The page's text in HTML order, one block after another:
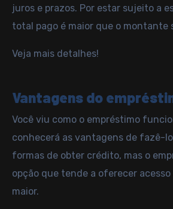
juros e prazos. Por estar sujeito a
total pago é maior que o montante
Veja mais detalhes!
Vantagens do
Você viu como o empréstimo
conhecerá as vantagens de fazê-
formas de obter crédito, mas o
opção que tende a oferecer
maior.